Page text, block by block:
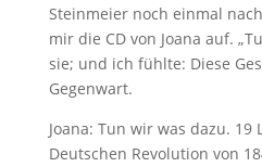
Steinmeier noch einmal
mir die CD von Joana auf.
sie; und ich fühlte: Diese
Gegenwart.
Joana: Tun wir was dazu. 19
Deutschen Revolution von